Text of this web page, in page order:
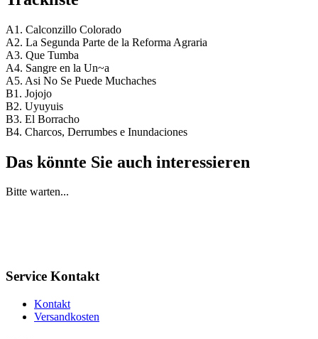
A1. Calconzillo Colorado
A2. La Segunda Parte de la Reforma Agraria
A3. Que Tumba
A4. Sangre en la Un~a
A5. Asi No Se Puede Muchaches
B1. Jojojo
B2. Uyuyuis
B3. El Borracho
B4. Charcos, Derrumbes e Inundaciones
Das könnte Sie auch interessieren
Bitte warten...
Service Kontakt
Kontakt
Versandkosten